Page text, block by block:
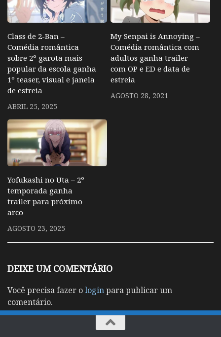
Class de 2-Ban –
Comédia romântica
sobre 2º garota mais
popular da escola ganha
1º teaser, visual e janela
de estreia
ABRIL 25, 2025
My Senpai is Annoying –
Comédia romântica com
adultos ganha trailer
com OP e ED e data de
estreia
AGOSTO 28, 2021
Yofukashi no Uta – 2º
temporada ganha
trailer para próximo
arco
AGOSTO 23, 2025
DEIXE UM COMENTÁRIO
Você precisa fazer ologinpara publicar um
comentário.